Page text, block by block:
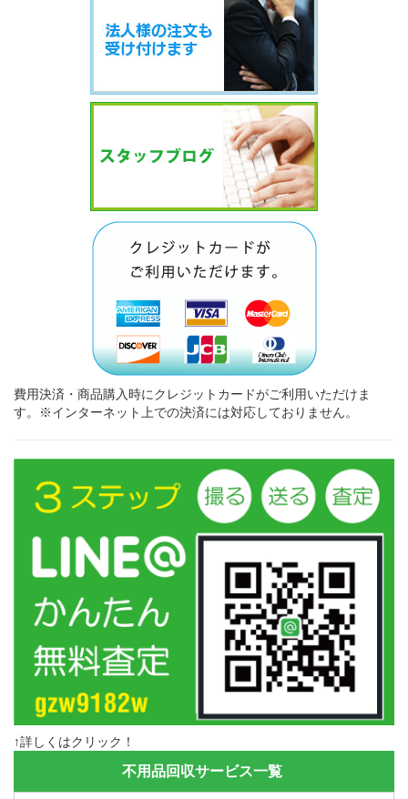
費用決済・商品購入時にクレジットカードがご利用いただけま
す。※インターネット上での決済には対応しておりません。
↑詳しくはクリック！
不用品回収サービス一覧